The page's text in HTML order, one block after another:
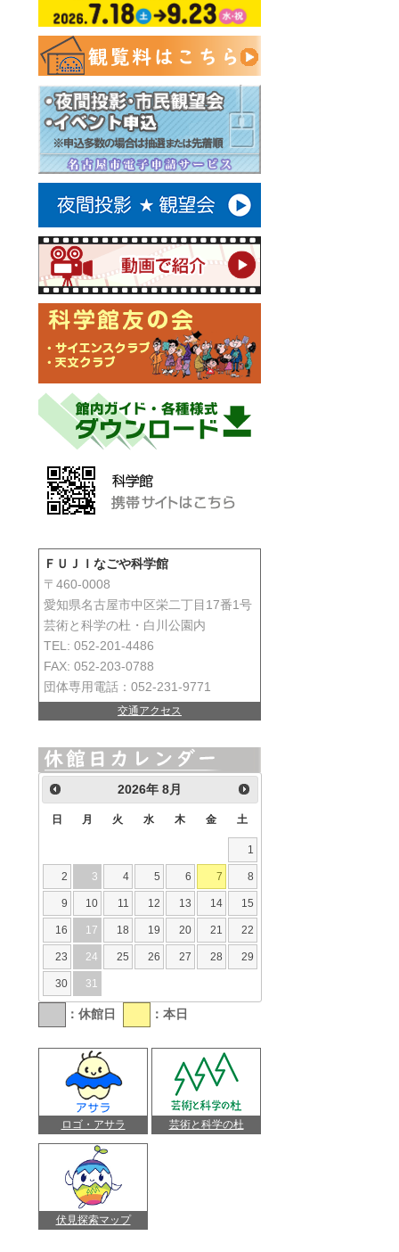
ＦＵＪＩなごや科学館
〒460-0008
愛知県名古屋市中区栄二丁目17番1号
芸術と科学の杜・白川公園内
TEL: 052-201-4486
FAX: 052-203-0788
団体専用電話：052-231-9771
交通アクセス
2026年8月
日 月 火 水 木 金 土
1
2 3 4 5 6 7 8
9 10 11 12 13 14 15
16 17 18 19 20 21 22
23 24 25 26 27 28 29
30 31
：休館日 ：本日
ロゴ・アサラ 芸術と科学の杜
伏見探索マップ